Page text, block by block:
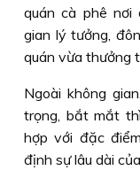
quán cà phê nơi
gian lý tưởng,
quán vừa thưởng
Ngoài không
trọng, bắt mắt
hợp với đặc
định sự lâu dài